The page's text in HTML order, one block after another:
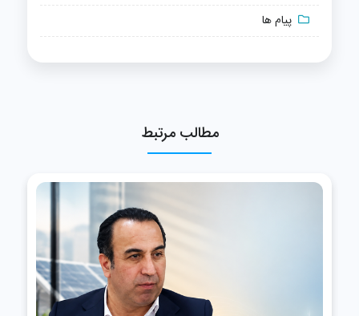
پیام ها
مطالب مرتبط